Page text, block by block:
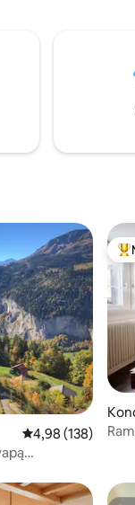
ir
Vidutinis
4,98 (138)